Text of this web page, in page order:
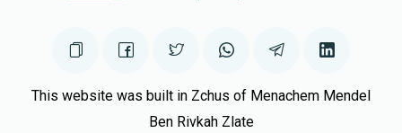
This website was built in Zchus of Menachem Mendel
Ben Rivkah Zlate